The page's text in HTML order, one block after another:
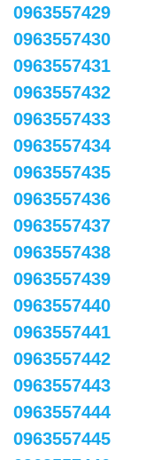
0963557429
0963557430
0963557431
0963557432
0963557433
0963557434
0963557435
0963557436
0963557437
0963557438
0963557439
0963557440
0963557441
0963557442
0963557443
0963557444
0963557445